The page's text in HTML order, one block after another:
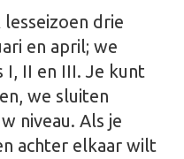
lesseizoen drie
en april; we
I, II en III. Je kunt
we sluiten
niveau. Als je
achter elkaar wilt